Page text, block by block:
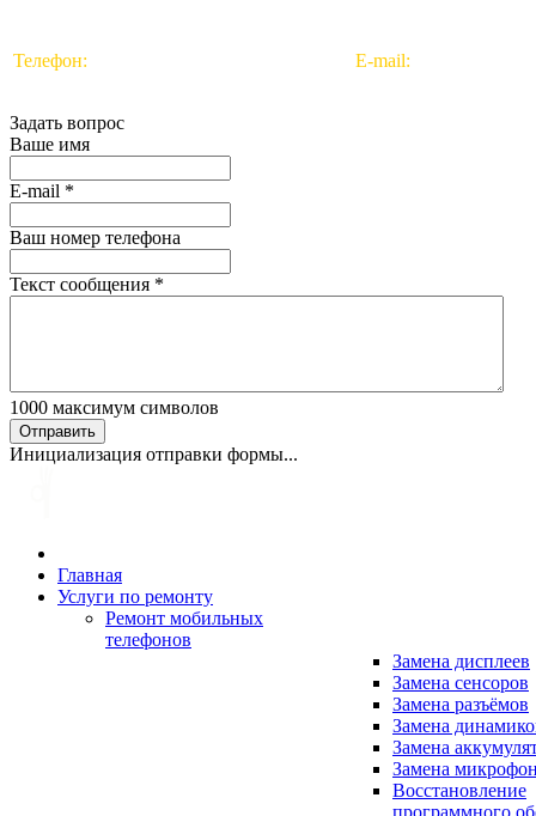
Телефон:
E-mail:
Задать вопрос
Ваше имя
E-mail *
Ваш номер телефона
Текст сообщения *
1000 максимум символов
Отправить
Инициализация отправки формы...
Главная
Услуги по ремонту
Ремонт мобильных
телефонов
Замена дисплеев
Замена сенсоров
Замена разъёмов
Замена
Замена
Замена
Восстановление
программного